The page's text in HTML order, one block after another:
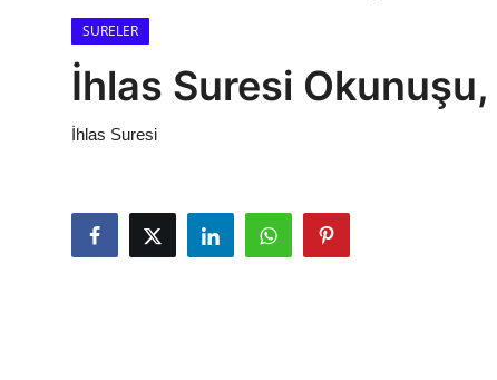
GÜNDEM
SURELER
SURELER
İhlas Suresi Okunuşu,
İhlas Suresi